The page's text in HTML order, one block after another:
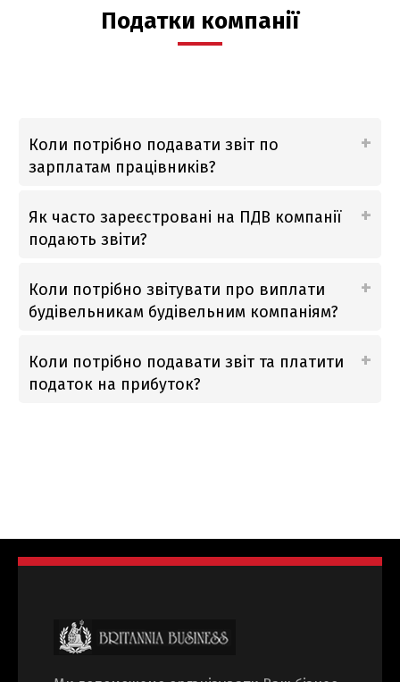
Податки компанії
Коли потрібно подавати звіт по
зарплатам працівників?
Як часто зареєстровані на ПДВ компанії
подають звіти?
Коли потрібно звітувати про виплати
будівельникам будівельним компаніям?
Коли потрібно подавати звіт та платити
податок на прибуток?